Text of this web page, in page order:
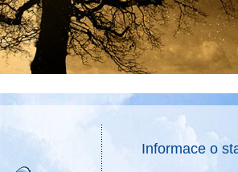
Informace o